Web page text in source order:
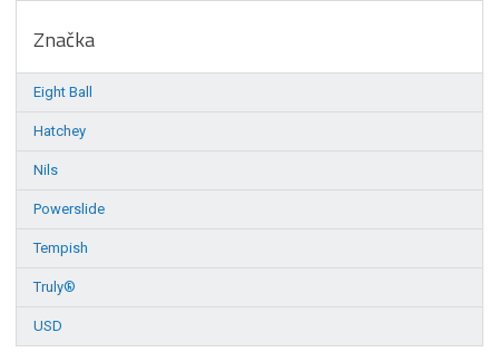
Značka
Eight Ball
Hatchey
Nils
Powerslide
Tempish
Truly®
USD